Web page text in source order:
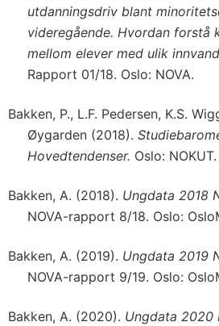
utdanningsdriv blant
videregående. Hvordan forstå
mellom elever med ulik
Rapport 01/18. Oslo: NOVA.
Bakken, P., L.F. Pedersen, K.S.
Øygarden (2018).
Hovedtendenser. Oslo: NOKUT.
Bakken, A. (2018). Ungdata 2018
NOVA-rapport 8/18. Oslo:
Bakken, A. (2019). Ungdata 2019
NOVA-rapport 9/19. Oslo:
Bakken, A. (2020). Ungdata 2020